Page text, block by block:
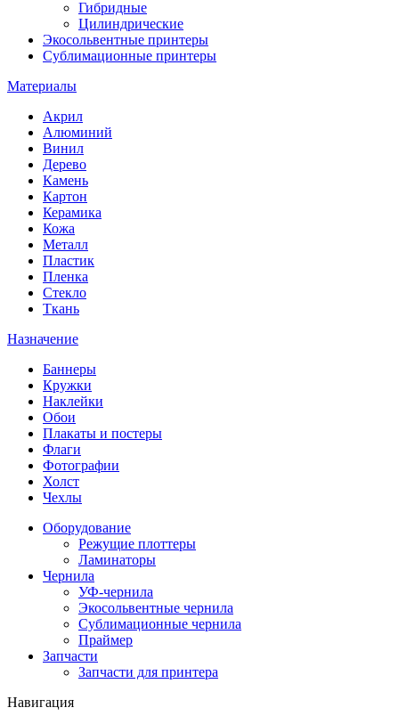
Гибридные
Цилиндрические
Экосольвентные принтеры
Сублимационные принтеры
Материалы
Акрил
Алюминий
Винил
Дерево
Камень
Картон
Керамика
Кожа
Металл
Пластик
Пленка
Стекло
Ткань
Назначение
Баннеры
Кружки
Наклейки
Обои
Плакаты и постеры
Флаги
Фотографии
Холст
Чехлы
Оборудование
Режущие плоттеры
Ламинаторы
Чернила
УФ-чернила
Экосольвентные чернила
Сублимационные чернила
Праймер
Запчасти
Запчасти для принтера
Навигация